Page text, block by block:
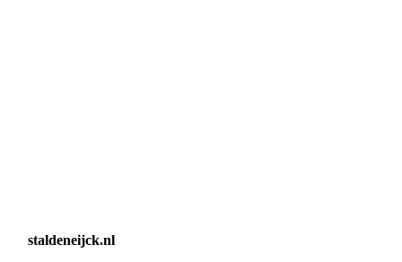
staldeneijck.nl